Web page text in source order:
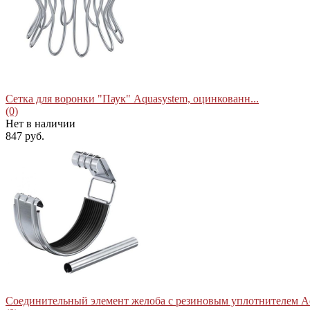
избранное сравнить
избранное сравнить
Сетка для воронки "Паук" Aquasystem, оцинкованн...
(0)
Нет в наличии
847 руб.
Соединительный элемент желоба с резиновым уплотнителем